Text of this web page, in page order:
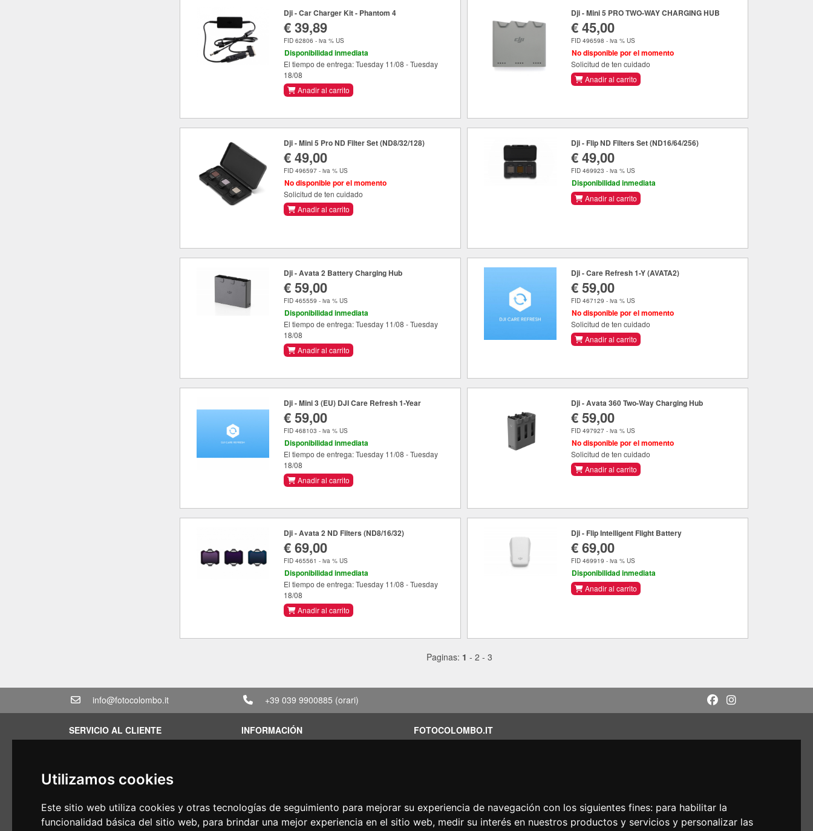
Utilizamos cookies
Este sitio web utiliza cookies y otras tecnologías de seguimiento para mejorar su experiencia de navegación con los siguientes fines: para habilitar la
funcionalidad básica del sitio web, para brindar una mejor experiencia en el sitio web, medir su interés en nuestros productos y servicios y personalizar las
Dji - Car Charger Kit - Phantom 4
€ 39,89
FID 62806 - iva % US
Disponibilidad inmediata
El tiempo de entrega: Tuesday 11/08 - Tuesday
18/08
Anadir al carrito
Dji - Mini 5 PRO TWO-WAY CHARGING HUB
€ 45,00
FID 496598 - iva % US
No disponible por el momento
Solicitud de ten cuidado
Anadir al carrito
Dji - Mini 5 Pro ND Filter Set (ND8/32/128)
€ 49,00
FID 496597 - iva % US
No disponible por el momento
Solicitud de ten cuidado
Anadir al carrito
Dji - Flip ND Filters Set (ND16/64/256)
€ 49,00
FID 469923 - iva % US
Disponibilidad inmediata
Anadir al carrito
Dji - Avata 2 Battery Charging Hub
€ 59,00
FID 465559 - iva % US
Disponibilidad inmediata
El tiempo de entrega: Tuesday 11/08 - Tuesday
18/08
Anadir al carrito
Dji - Care Refresh 1-Y (AVATA2)
€ 59,00
FID 467129 - iva % US
No disponible por el momento
Solicitud de ten cuidado
Anadir al carrito
Dji - Mini 3 (EU) DJI Care Refresh 1-Year
€ 59,00
FID 468103 - iva % US
Disponibilidad inmediata
El tiempo de entrega: Tuesday 11/08 - Tuesday
18/08
Anadir al carrito
Dji - Avata 360 Two-Way Charging Hub
€ 59,00
FID 497927 - iva % US
No disponible por el momento
Solicitud de ten cuidado
Anadir al carrito
Dji - Avata 2 ND Filters (ND8/16/32)
€ 69,00
FID 465561 - iva % US
Disponibilidad inmediata
El tiempo de entrega: Tuesday 11/08 - Tuesday
18/08
Anadir al carrito
Dji - Flip Intelligent Flight Battery
€ 69,00
FID 469919 - iva % US
Disponibilidad inmediata
Anadir al carrito
Paginas: 1 - 2 - 3
info@fotocolombo.it +39 039 9900885 (orari)
SERVICIO AL CLIENTE
Transporte y tiempos de entrega
Formas de pago
INFORMACIÓN
Encontrado por menos?
Financiacion
FOTOCOLOMBO.IT
Resenas sobre Google